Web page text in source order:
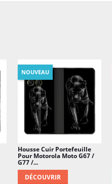
Housse Cuir Portefeuille
Pour Motorola Moto G67 /
G77 /...
DÉCOUVRIR
NOUVEAU